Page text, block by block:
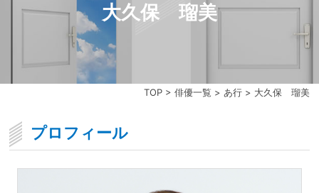
TOP> 俳優一覧 > あ行> 大久保 瑠美
大久保 瑠美
プロフィール